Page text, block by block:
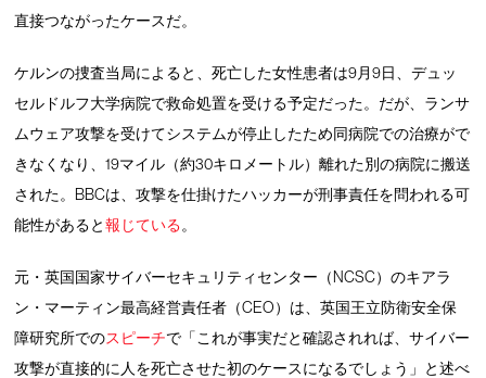
直接つながったケースだ。
ケルンの捜査当局によると、死亡した女性患者は9月9日、デュッ
セルドルフ大学病院で救命処置を受ける予定だった。だが、ランサ
ムウェア攻撃を受けてシステムが停止したため同病院での治療がで
きなくなり、19マイル（約30キロメートル）離れた別の病院に搬送
された。BBCは、攻撃を仕掛けたハッカーが刑事責任を問われる可
能性があると報じている。
元・英国国家サイバーセキュリティセンター（NCSC）のキアラ
ン・マーティン最高経営責任者（CEO）は、英国王立防衛安全保
障研究所でのスピーチで「これが事実だと確認されれば、サイバー
攻撃が直接的に人を死亡させた初のケースになるでしょう」と述べ